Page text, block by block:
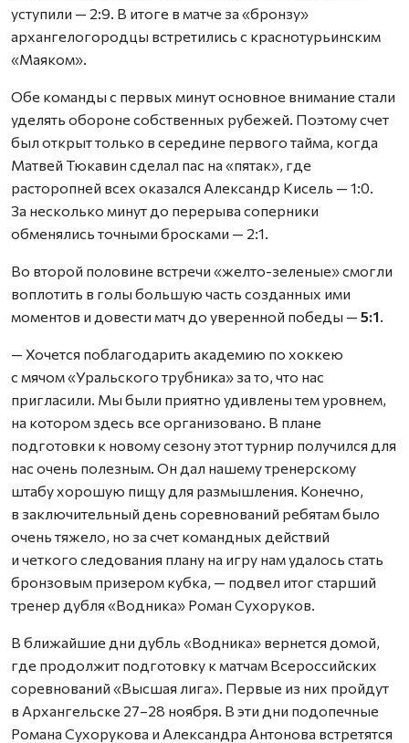
уступили — 2:9. В итоге в матче за «бронзу»
архангелогородцы встретились с краснотурьинским
«Маяком».
Обе команды с первых минут основное внимание стали
уделять обороне собственных рубежей. Поэтому счет
был открыт только в середине первого тайма, когда
Матвей Тюкавин сделал пас на «пятак», где
расторопней всех оказался Александр Кисель — 1:0.
За несколько минут до перерыва соперники
обменялись точными бросками — 2:1.
Во второй половине встречи «желто-зеленые» смогли
воплотить в голы большую часть созданных ими
моментов и довести матч до уверенной победы — 5:1.
— Хочется поблагодарить академию по хоккею
с мячом «Уральского трубника» за то, что нас
пригласили. Мы были приятно удивлены тем уровнем,
на котором здесь все организовано. В плане
подготовки к новому сезону этот турнир получился для
нас очень полезным. Он дал нашему тренерскому
штабу хорошую пищу для размышления. Конечно,
в заключительный день соревнований ребятам было
очень тяжело, но за счет командных действий
и четкого следования плану на игру нам удалось стать
бронзовым призером кубка, — подвел итог старший
тренер дубля «Водника» Роман Сухоруков.
В ближайшие дни дубль «Водника» вернется домой,
где продолжит подготовку к матчам Всероссийских
соревнований «Высшая лига». Первые из них пройдут
в Архангельске 27–28 ноября. В эти дни подопечные
Романа Сухорукова и Александра Антонова встретятся